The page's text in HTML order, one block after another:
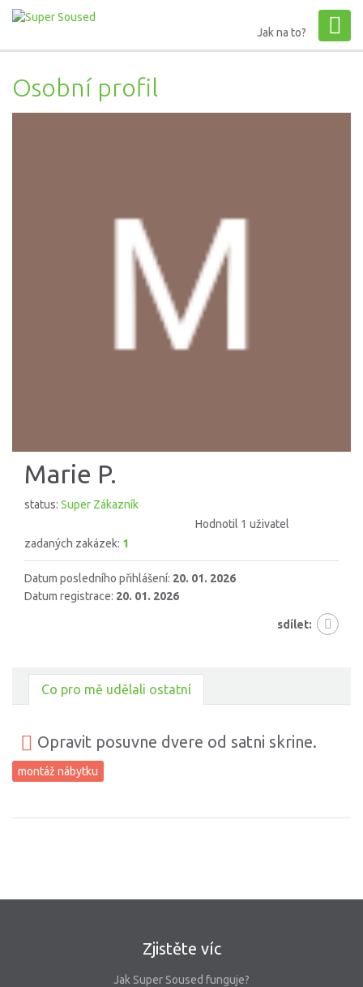
Jak na to?
Osobní profil
Marie P.
status: Super Zákazník
Hodnotil 1 uživatel
zadaných zakázek: 1
Datum posledního přihlášení: 20. 01. 2026
Datum registrace: 20. 01. 2026
sdílet:
Co pro mě udělali ostatní
Opravit posuvne dvere od satni skrine.
montáž nábytku
Zjistěte víc
Jak Super Soused funguje?